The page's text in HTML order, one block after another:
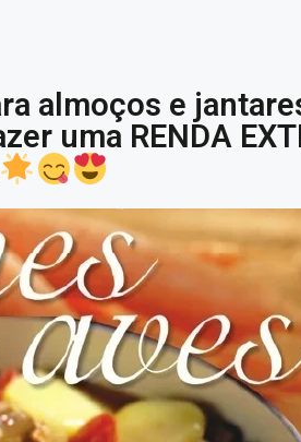
almoços e
uma RENDA